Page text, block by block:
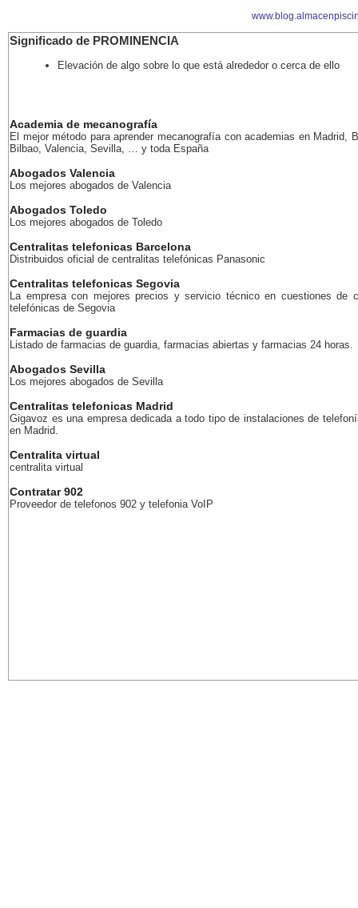
Significado de PROMINENCIA
Elevación de algo sobre lo que está alrededor o cerca de ello
Academia de mecanografía
El mejor método para aprender mecanografía con academias en Madrid,
Bilbao, Valencia, Sevilla, … y toda España
Abogados Valencia
Los mejores abogados de Valencia
Abogados Toledo
Los mejores abogados de Toledo
Centralitas telefonicas Barcelona
Distribuidos oficial de centralitas telefónicas Panasonic
Centralitas telefonicas Segovia
La empresa con mejores precios y servicio técnico en cuestiones de
telefónicas de Segovia
Farmacias de guardia
Listado de farmacias de guardia, farmacias abiertas y farmacias 24 horas.
Abogados Sevilla
Los mejores abogados de Sevilla
Centralitas telefonicas Madrid
Gigavoz es una empresa dedicada a todo tipo de instalaciones de
en Madrid.
Centralita virtual
centralita virtual
Contratar 902
Proveedor de telefonos 902 y telefonia VoIP